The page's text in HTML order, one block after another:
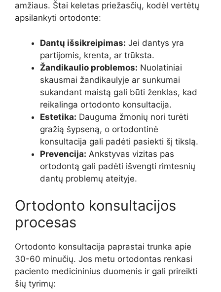
amžiaus. Štai keletas priežasčių, kodėl vertėtų
apsilankyti ortodonte:
Dantų išsikreipimas: Jei dantys yra
partijomis, krenta, ar trūksta.
Žandikaulio problemos: Nuolatiniai
skausmai žandikaulyje ar sunkumai
sukandant maistą gali būti ženklas, kad
reikalinga ortodonto konsultacija.
Estetika: Dauguma žmonių nori turėti
gražią šypseną, o ortodontinė
konsultacija gali padėti pasiekti šį tikslą.
Prevencija: Ankstyvas vizitas pas
ortodontą gali padėti išvengti rimtesnių
dantų problemų ateityje.
Ortodonto konsultacijos
procesas
Ortodonto konsultacija paprastai trunka apie
30-60 minučių. Jos metu ortodontas renkasi
paciento medicininius duomenis ir gali prireikti
šių tyrimų: